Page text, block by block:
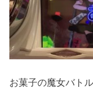
お菓子の魔女バトル